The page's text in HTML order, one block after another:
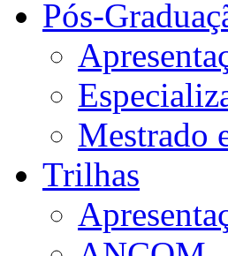
Pós-
Mestrado
Trilhas